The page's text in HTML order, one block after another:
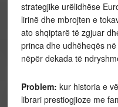
strategjike urëlidhëse
lirinë dhe mbrojten e
ato shqiptarë të zgjuar
princa dhe udhëheqës
nëpër dekada të
Problem: kur historia e
librari prestiogjioze me